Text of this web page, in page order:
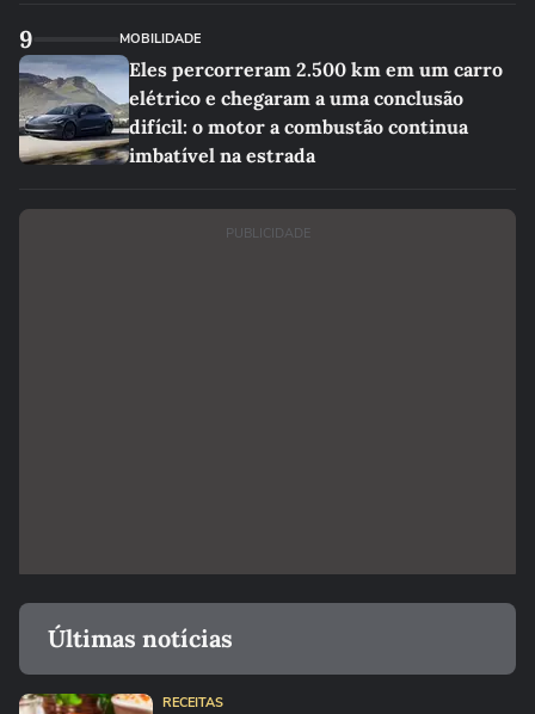
9 MOBILIDADE
Eles percorreram 2.500 km em um carro
elétrico e chegaram a uma conclusão
difícil: o motor a combustão continua
imbatível na estrada
PUBLICIDADE
Últimas notícias
RECEITAS